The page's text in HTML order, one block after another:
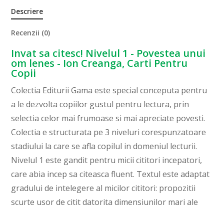
Descriere
Recenzii (0)
Invat sa citesc! Nivelul 1 - Povestea unui
om lenes - Ion Creanga, Carti Pentru
Copii
Colectia Editurii Gama este special conceputa pentru
a le dezvolta copiilor gustul pentru lectura, prin
selectia celor mai frumoase si mai apreciate povesti.
Colectia e structurata pe 3 niveluri corespunzatoare
stadiului la care se afla copilul in domeniul lecturii.
Nivelul 1 este gandit pentru micii cititori incepatori,
care abia incep sa citeasca fluent. Textul este adaptat
gradului de intelegere al micilor cititori: propozitii
scurte usor de citit datorita dimensiunilor mari ale